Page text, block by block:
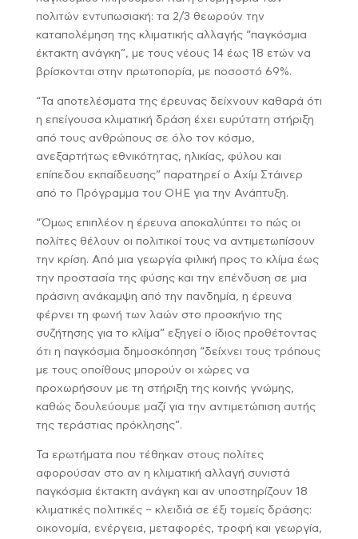
πολιτών εντυπωσιακή: τα 2/3 θεωρούν την
καταπολέμηση της κλιματικής αλλαγής “παγκόσμια
έκτακτη ανάγκη”, με τους νέους 14 έως 18 ετών να
βρίσκονται στην πρωτοπορία, με ποσοστό 69%.
“Τα αποτελέσματα της έρευνας δείχνουν καθαρά ότι
η επείγουσα κλιματική δράση έχει ευρύτατη στήριξη
από τους ανθρώπους σε όλο τον κόσμο,
ανεξαρτήτως εθνικότητας, ηλικίας, φύλου και
επίπεδου εκπαίδευσης” παρατηρεί ο Αχίμ Στάινερ
από το Πρόγραμμα του ΟΗΕ για την Ανάπτυξη.
“Όμως επιπλέον η έρευνα αποκαλύπτει το πώς οι
πολίτες θέλουν οι πολιτικοί τους να αντιμετωπίσουν
την κρίση. Από μια γεωργία φιλική προς το κλίμα έως
την προστασία της φύσης και την επένδυση σε μια
πράσινη ανάκαμψη από την πανδημία, η έρευνα
φέρνει τη φωνή των λαών στο προσκήνιο της
συζήτησης για το κλίμα” εξηγεί ο ίδιος προθέτοντας
ότι η παγκόσμια δημοσκόπηση “δείχνει τους τρόπους
με τους οποίθους μπορούν οι χώρες να
προχωρήσουν με τη στήριξη της κοινής γνώμης,
καθώς δουλεύουμε μαζί για την αντιμετώπιση αυτής
της τεράστιας πρόκλησης”.
Τα ερωτήματα που τέθηκαν στους πολίτες
αφορούσαν στο αν η κλιματική αλλαγή συνιστά
παγκόσμια έκτακτη ανάγκη και αν υποστηρίζουν 18
κλιματικές πολιτικές – κλειδιά σε έξι τομείς δράσης:
οικονομία, ενέργεια, μεταφορές, τροφή και γεωργία,